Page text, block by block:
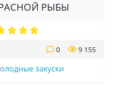
РЫБЫ
9 155
0
закуски